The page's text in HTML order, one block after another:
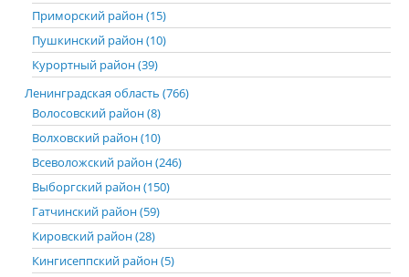
Приморский район (15)
Пушкинский район (10)
Курортный район (39)
Ленинградская область (766)
Волосовский район (8)
Волховский район (10)
Всеволожский район (246)
Выборгский район (150)
Гатчинский район (59)
Кировский район (28)
Кингисеппский район (5)